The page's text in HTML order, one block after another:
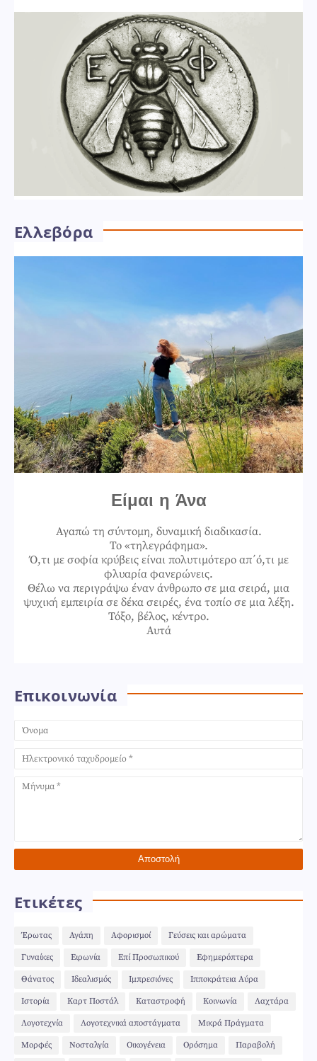
Ελλεβόρα
Είμαι η Άνα
Αγαπώ τη σύντομη, δυναμική διαδικασία.
Το «τηλεγράφημα».
Ό,τι με σοφία κρύβεις είναι πολυτιμότερο απ΄ό,τι με
φλυαρία φανερώνεις.
Θέλω να περιγράψω έναν άνθρωπο σε μια σειρά, μια
ψυχική εμπειρία σε δέκα σειρές, ένα τοπίο σε μια λέξη.
Τόξο, βέλος, κέντρο.
Αυτά
Επικοινωνία
Ετικέτες
Έρωτας Αγάπη Αφορισμοί Γεύσεις και αρώματα
Γυναίκες Ειρωνία Επί Προσωπικού Εφημερόπτερα
Θάνατος Ιδεαλισμός Ιμπρεσιόνες Ιπποκράτεια Αύρα
Ιστορία Καρτ Ποστάλ Καταστροφή Κοινωνία Λαχτάρα
Λογοτεχνία Λογοτεχνικά αποστάγματα Μικρά Πράγματα
Μορφές Νοσταλγία Οικογένεια Ορόσημα Παραβολή